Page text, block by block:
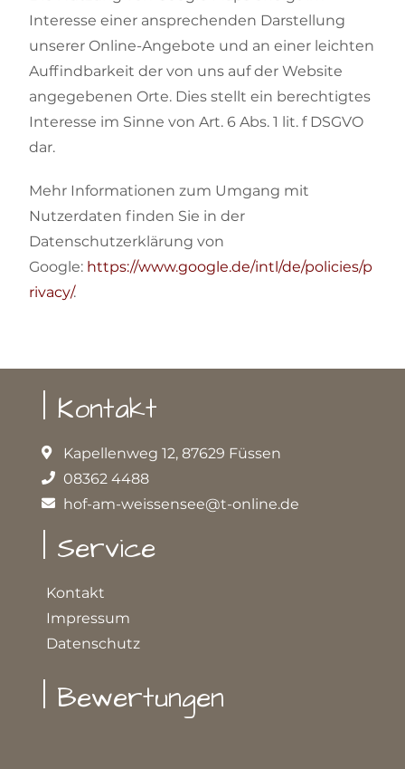
Interesse einer ansprechenden Darstellung
unserer Online-Angebote und an einer leichten
Auffindbarkeit der von uns auf der Website
angegebenen Orte. Dies stellt ein berechtigtes
Interesse im Sinne von Art. 6 Abs. 1 lit. f DSGVO
dar.
Mehr Informationen zum Umgang mit
Nutzerdaten finden Sie in der
Datenschutzerklärung von
Google: https://www.google.de/intl/de/policies/p
rivacy/.
| Kontakt
Kapellenweg 12, 87629 Füssen
08362 4488
hof-am-weissensee@t-online.de
| Service
Kontakt
Impressum
Datenschutz
| Bewertungen